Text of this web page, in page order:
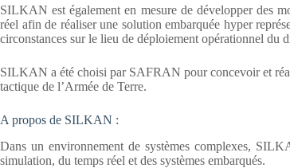
SILKAN est également en mesure de développer des
réel afin de réaliser une solution embarquée hyper
circonstances sur le lieu de déploiement opérationnel du
SILKAN a été choisi par SAFRAN pour concevoir et
tactique de l’Armée de Terre.
A propos de SILKAN :
Dans un environnement de systèmes complexes,
simulation, du temps réel et des systèmes embarqués.